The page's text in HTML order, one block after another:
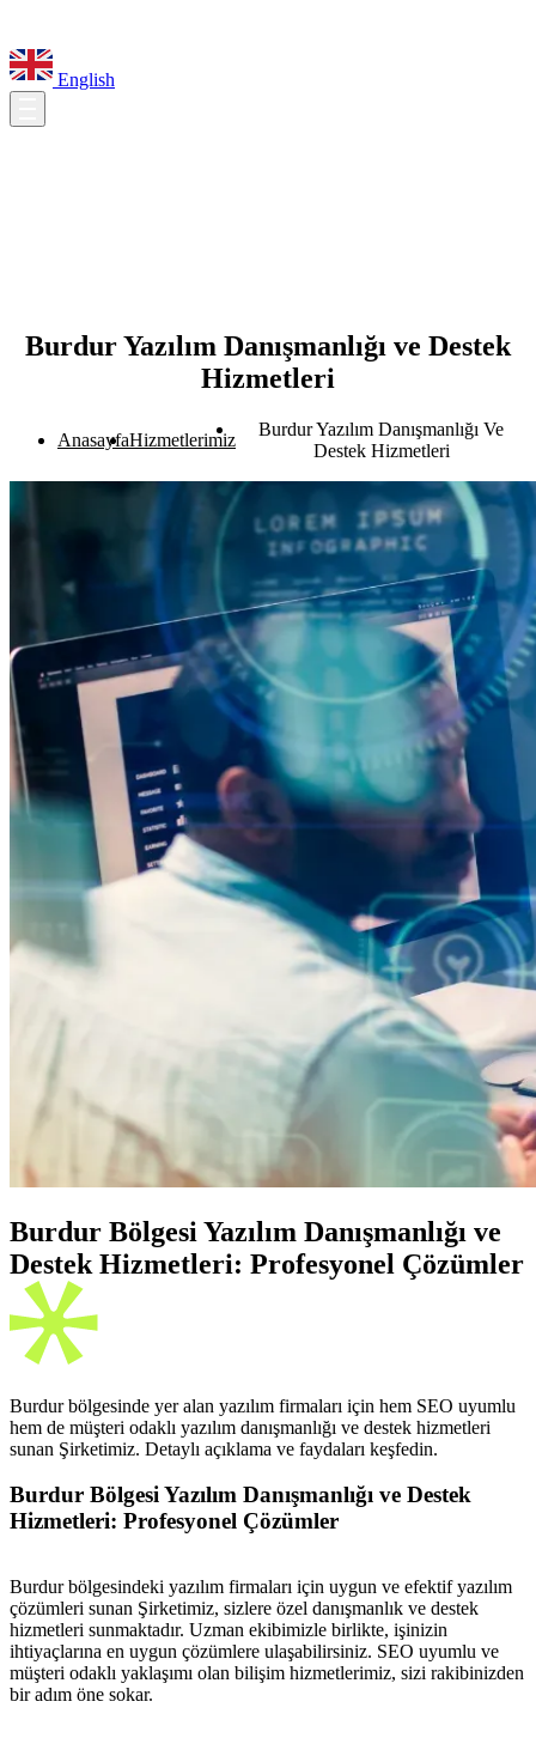
English
Burdur Yazılım Danışmanlığı ve Destek
Hizmetleri
AnasayfaHizmetlerimiz
Burdur Yazılım Danışmanlığı Ve
Destek Hizmetleri
Burdur Bölgesi Yazılım Danışmanlığı ve
Destek Hizmetleri: Profesyonel Çözümler
Burdur bölgesinde yer alan yazılım firmaları için hem SEO uyumlu
hem de müşteri odaklı yazılım danışmanlığı ve destek hizmetleri
sunan Şirketimiz. Detaylı açıklama ve faydaları keşfedin.
Burdur Bölgesi Yazılım Danışmanlığı ve Destek
Hizmetleri: Profesyonel Çözümler
Burdur bölgesindeki yazılım firmaları için uygun ve efektif yazılım
çözümleri sunan Şirketimiz, sizlere özel danışmanlık ve destek
hizmetleri sunmaktadır. Uzman ekibimizle birlikte, işinizin
ihtiyaçlarına en uygun çözümlere ulaşabilirsiniz. SEO uyumlu ve
müşteri odaklı yaklaşımı olan bilişim hizmetlerimiz, sizi rakibinizden
bir adım öne sokar.